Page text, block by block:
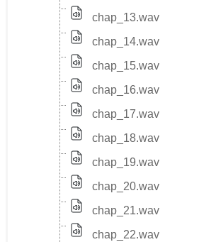
chap_13.wav
chap_14.wav
chap_15.wav
chap_16.wav
chap_17.wav
chap_18.wav
chap_19.wav
chap_20.wav
chap_21.wav
chap_22.wav